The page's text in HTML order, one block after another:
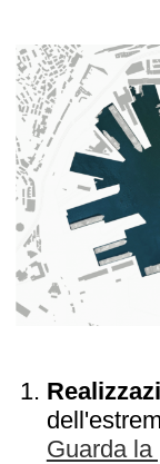
Guarda